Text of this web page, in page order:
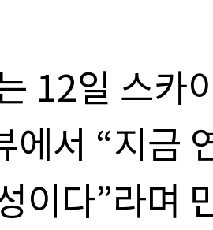
12일 스카
에서 “지금
이다”라며